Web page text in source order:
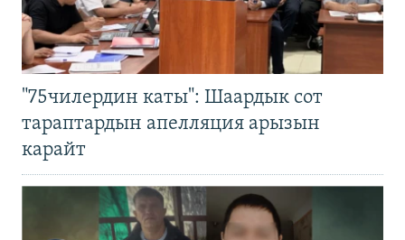
"75чилердин каты": Шаардык сот
тараптардын апелляция арызын
карайт